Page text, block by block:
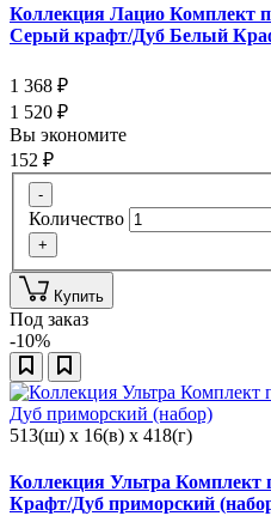
Коллекция Лацио Комплект
Серый крафт/Дуб Белый
1 368 ₽
1 520 ₽
Вы экономите
152 ₽
-
Количество
+
Купить
Под заказ
-10%
513(ш) x 16(в) x 418(г)
Коллекция Ультра Комплект
Крафт/Дуб приморский